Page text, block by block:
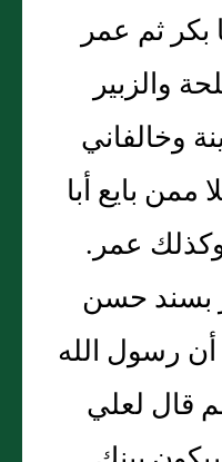
بكر ثم عمر
والزبير
وخالفاني
ممن بايع أبا
وكذلك عمر.
بسند حسن
رسول الله
قال لعلي